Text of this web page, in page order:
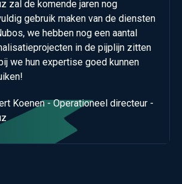
zal de komende jaren nog
gebruik maken van de diensten
we hebben nog een aantal
in de pijplijn zitten
we hun expertise goed kunnen
Koenen - Operationeel directeur -